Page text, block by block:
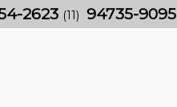
2623 (11) 94735-9095